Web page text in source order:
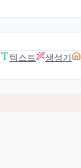
텍스트 생성기